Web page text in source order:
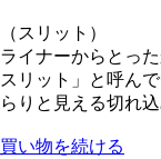
（スリット）
ライナーからとっ
スリット」と呼ん
らりと見える切れ
買い物を続ける